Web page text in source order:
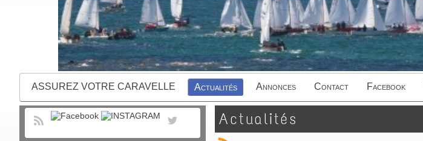
ASSUREZ VOTRE CARAVELLE Actualités Annonces Contact Facebook
Actualités